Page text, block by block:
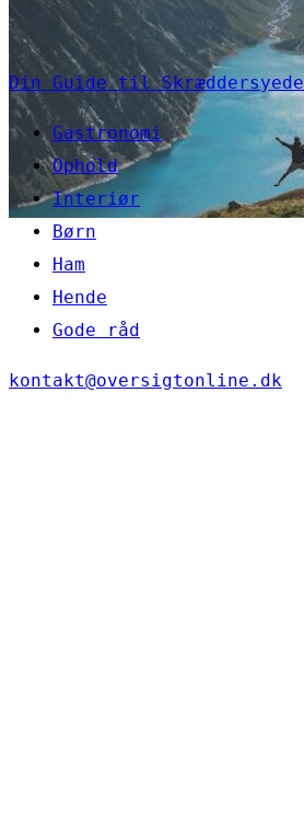
Din Guide til
Gastronomi
Ophold
Interiør
Børn
Ham
Hende
Gode råd
kontakt@oversigtonline.dk